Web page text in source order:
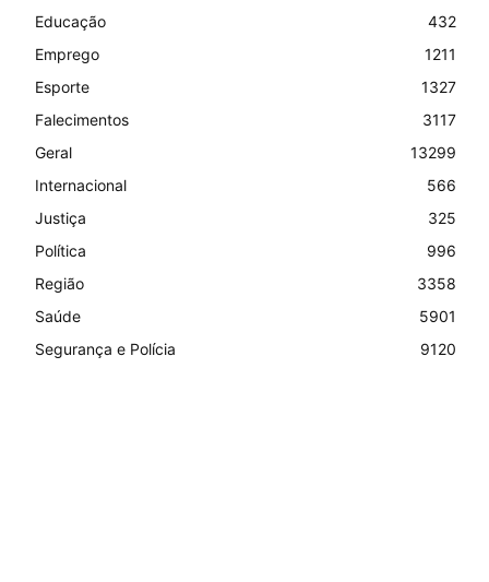
Educação
432
Emprego
1211
Esporte
1327
Falecimentos
3117
Geral
13299
Internacional
566
Justiça
325
Política
996
Região
3358
Saúde
5901
Segurança e Polícia
9120